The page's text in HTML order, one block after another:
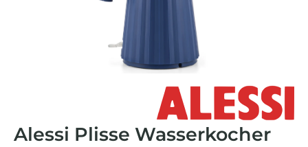
Alessi Plisse Wasserkocher